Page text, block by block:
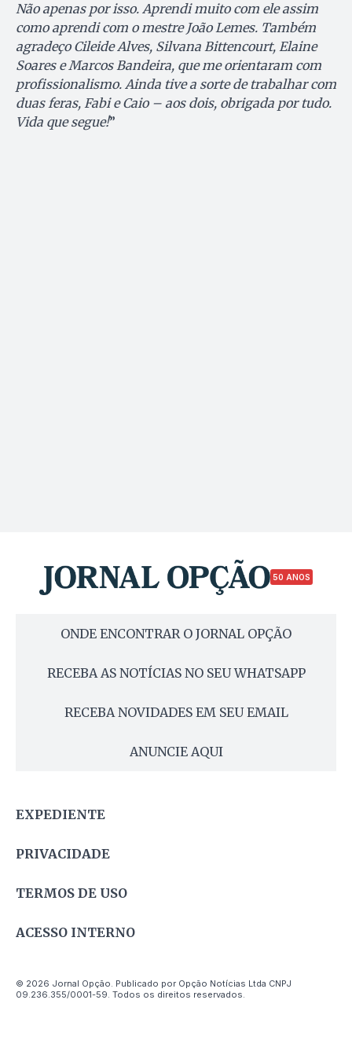
Não apenas por isso. Aprendi muito com ele assim
como aprendi com o mestre João Lemes. Também
agradeço Cileide Alves, Silvana Bittencourt, Elaine
Soares e Marcos Bandeira, que me orientaram com
profissionalismo. Ainda tive a sorte de trabalhar com
duas feras, Fabi e Caio – aos dois, obrigada por tudo.
Vida que segue!”
50 ANOS
ONDE ENCONTRAR O JORNAL OPÇÃO
RECEBA AS NOTÍCIAS NO SEU WHATSAPP
RECEBA NOVIDADES EM SEU EMAIL
ANUNCIE AQUI
EXPEDIENTE
PRIVACIDADE
TERMOS DE USO
ACESSO INTERNO
© 2026 Jornal Opção. Publicado por Opção Notícias Ltda CNPJ
09.236.355/0001-59. Todos os direitos reservados.